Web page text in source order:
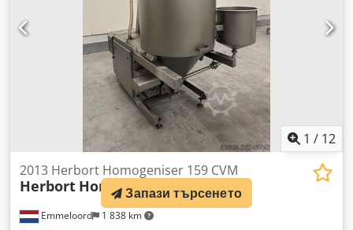
1 / 12
Emmeloord 1 838 km
2013 Herbort Homogeniser 159 CVM
Herbort Homogeniser 159 CVM
Запази търсенето